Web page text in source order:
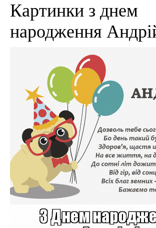
Картинки з днем
народження